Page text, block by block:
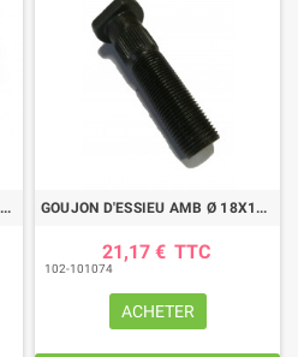
GOUJON D'ESSIEU AMBØ 18 CAN 20.5 MM LG 59 GOUJON D'ESSIEU AMB Ø 18X150 CAN 19.5 L65
21,17 € TTC
102-101074
ACHETER